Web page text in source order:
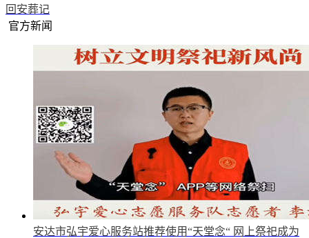
回安葬记
官方新闻
安达市弘宇爱心服务站推荐使用“天堂念“ 网上祭祀成为